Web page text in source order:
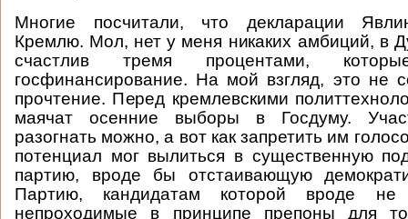
Многие посчитали, что декларации
Кремлю. Мол, нет у меня никаких амбиций, в
счастлив тремя процентами,
госфинансирование. На мой взгляд, это не
прочтение. Перед кремлевскими
маячат осенние выборы в Госдуму.
разогнать можно, а вот как запретить им
потенциал мог вылиться в существенную
партию, вроде бы отстаивающую
Партию, кандидатам которой вроде не
непроходимые в принципе препоны для